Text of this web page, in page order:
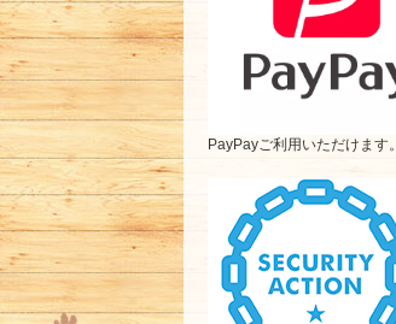
PayPayご利用いただけます。